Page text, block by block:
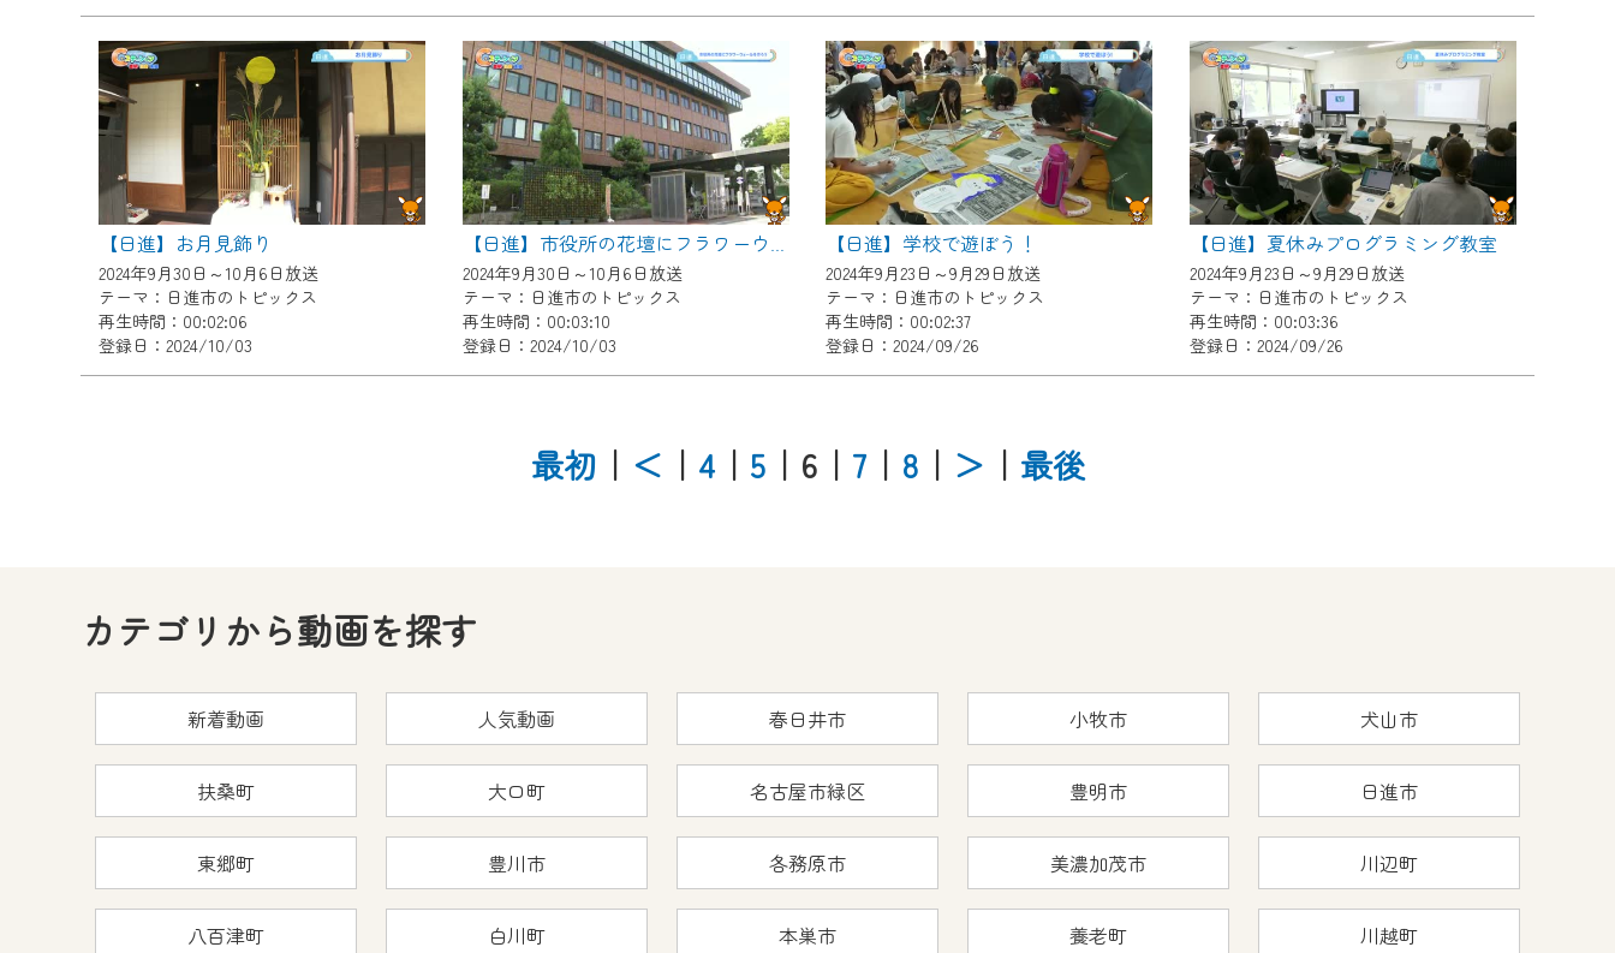
【日進】お月見飾り
2024年9月30日～10月6日放送
テーマ：日進市のトピックス
再生時間：00:02:06
登録日：2024/10/03
【日進】市役所の花壇にフラワーウォールを作ろう
2024年9月30日～10月6日放送
テーマ：日進市のトピックス
再生時間：00:03:10
登録日：2024/10/03
【日進】学校で遊ぼう！
2024年9月23日～9月29日放送
テーマ：日進市のトピックス
再生時間：00:02:37
登録日：2024/09/26
【日進】夏休みプログラミング教室
2024年9月23日～9月29日放送
テーマ：日進市のトピックス
再生時間：00:03:36
登録日：2024/09/26
最初 ｜ ＜ ｜ 4 ｜ 5 ｜6 ｜ 7 ｜ 8 ｜ ＞ ｜ 最後
カテゴリから動画を探す
新着動画 人気動画 春日井市 小牧市 犬山市
扶桑町 大口町 名古屋市緑区 豊明市 日進市
東郷町 豊川市 各務原市 美濃加茂市 川辺町
八百津町 白川町 本巣市 養老町 川越町